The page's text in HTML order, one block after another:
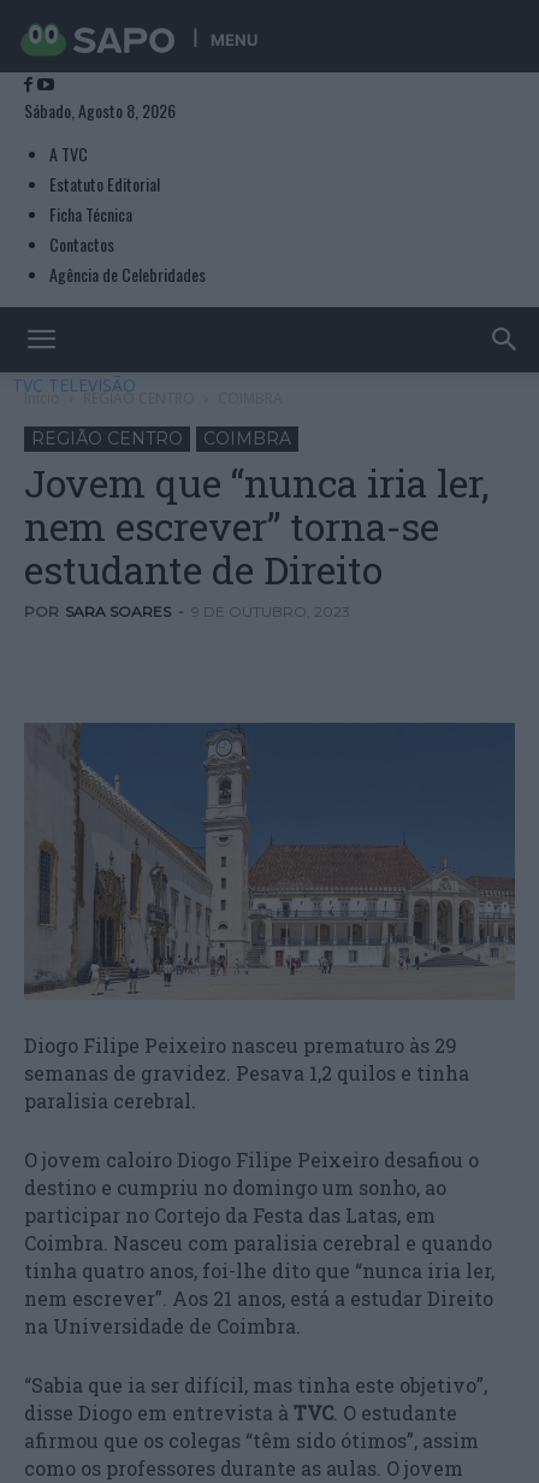
MENU
Sábado, Agosto 8, 2026
A TVC
Estatuto Editorial
Ficha Técnica
Contactos
Agência de Celebridades
TVC TELEVISÃO
Início REGIÃO CENTRO
REGIÃO CENTRO COIMBRA
Jovem que “nunca iria ler,
nem escrever” torna-se
estudante de Direito
POR SARA SOARES - 9 DE OUTUBRO, 2023
Diogo Filipe Peixeiro nasceu prematuro às 29
semanas de gravidez. Pesava 1,2 quilos e tinha
paralisia cerebral.
O jovem caloiro Diogo Filipe Peixeiro desafiou o
destino e cumpriu no domingo um sonho, ao
participar no Cortejo da Festa das Latas, em
Coimbra. Nasceu com paralisia cerebral e quando
tinha quatro anos, foi-lhe dito que “nunca iria ler,
nem escrever”. Aos 21 anos, está a estudar Direito
na Universidade de Coimbra.
“Sabia que ia ser difícil, mas tinha este objetivo”,
disse Diogo em entrevista à TVC . O estudante
afirmou que os colegas “têm sido ótimos”, assim
como os professores durante as aulas. O jovem